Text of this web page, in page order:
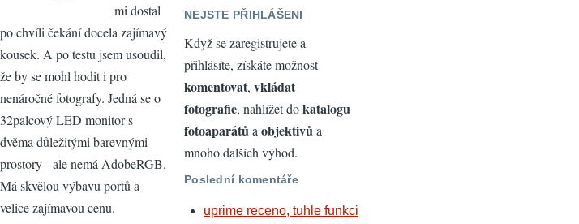
mi dostal
po chvíli čekání docela zajímavý
kousek. A po testu jsem usoudil,
že by se mohl hodit i pro
nenáročné fotografy. Jedná se o
32palcový LED monitor s
dvěma důležitými barevnými
prostory - ale nemá AdobeRGB.
Má skvělou výbavu portů a
velice zajímavou cenu.
NEJSTE PŘIHLÁŠENI
Když se zaregistrujete a
přihlásíte, získáte možnost
komentovat, vkládat
fotografie, nahlížet dokatalogu
fotoaparátůa objektivůa
mnoho dalších výhod.
Poslední komentáře
uprime receno, tuhle funkci